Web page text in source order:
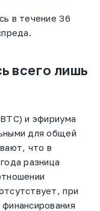
в течение 36
всего лишь
и эфириума
для общей
что в
разница
при